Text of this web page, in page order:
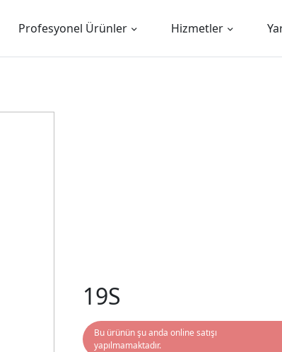
Profesyonel Ürünler Hizmetler
19S
Bu ürünün şu anda online satışı
yapılmamaktadır.